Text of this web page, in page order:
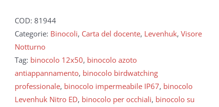
COD: 81944
Categorie: Binocoli, Carta del docente, Levenhuk, Visore
Notturno
Tag: binocolo 12x50, binocolo azoto
antiappannamento, binocolo birdwatching
professionale, binocolo impermeabile IP67, binocolo
Levenhuk Nitro ED, binocolo per occhiali, binocolo su